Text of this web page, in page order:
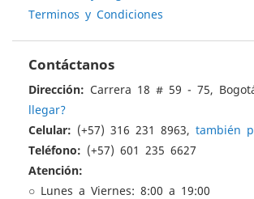
Terminos y Condiciones
Contáctanos
Dirección: Carrera 18 # 59 - 75,
llegar?
Celular: (+57) 316 231 8963, también
Teléfono: (+57) 601 235 6627
Atención:
○ Lunes a Viernes: 8:00 a 19:00